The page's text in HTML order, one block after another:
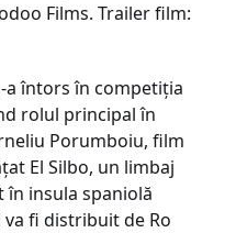
Films. Trailer film:
a întors în competiția
rolul principal în
Porumboiu, film
El Silbo, un limbaj
insula spaniolă
fi distribuit de Ro